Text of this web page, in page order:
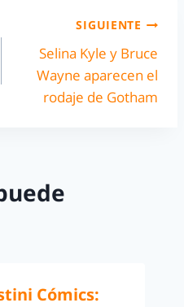
SIGUIENTE
Selina Kyle y Bruce
Wayne aparecen el
rodaje de Gotham
Cómics: